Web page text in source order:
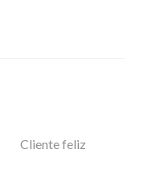
Cliente feliz